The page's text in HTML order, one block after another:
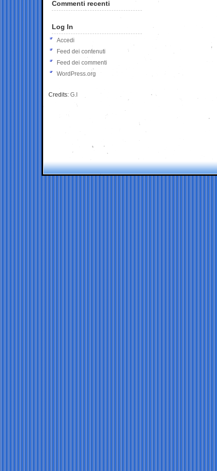
Commenti recenti
Log In
Accedi
Feed dei contenuti
Feed dei commenti
WordPress.org
Credits: G.I